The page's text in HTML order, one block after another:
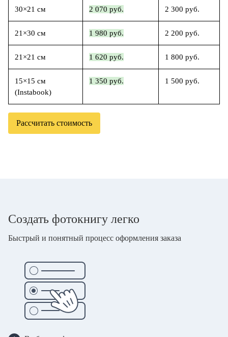
30×21 см 2 070 руб. 2 300 руб.
21×30 см 1 980 руб. 2 200 руб.
21×21 см 1 620 руб. 1 800 руб.
15×15 см
(Instabook)
1 350 руб. 1 500 руб.
Рассчитать стоимость
Создать фотокнигу легко
Быстрый и понятный процесс оформления заказа